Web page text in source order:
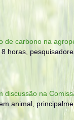
de carbono na
horas,
discussão na
animal,